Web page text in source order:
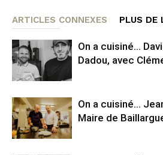
ARTICLES CONNEXES PLUS DE
On a cuisiné…
Dadou, avec
On a cuisiné…
Maire de